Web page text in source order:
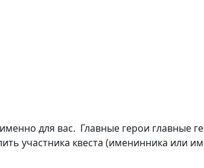
для вас. Главные герои главные
участника квеста (именинника или